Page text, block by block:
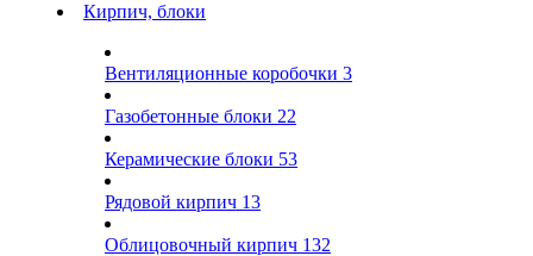
Кирпич, блоки
Вентиляционные коробочки 3
Газобетонные блоки 22
Керамические блоки 53
Рядовой кирпич 13
Облицовочный кирпич 132